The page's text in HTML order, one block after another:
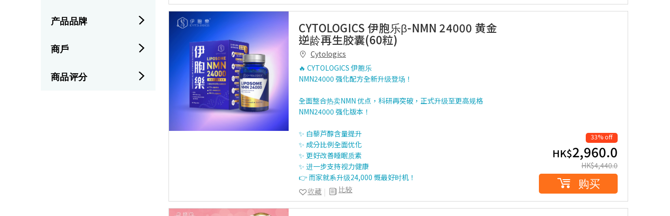
产品品牌
商戶
商品评分
CYTOLOGICS 伊胞乐β-NMN 24000 黄金
逆龄再生胶囊(60粒)
Cytologics
🔥 CYTOLOGICS 伊胞乐
NMN24000 强化配方全新升级登场！
全面整合热卖NMN 优点，科研再突破，正式升级至更高规格
NMN24000 强化版本！
✨ 白藜芦醇含量提升
✨ 成分比例全面优化
✨ 更好改善睡眠质素
✨ 进一步支持视力健康
👉 而家就系升级24,000 慨最好时机！
比较
收藏
33% off
HK$2,960.0
HK$4,440.0
购买